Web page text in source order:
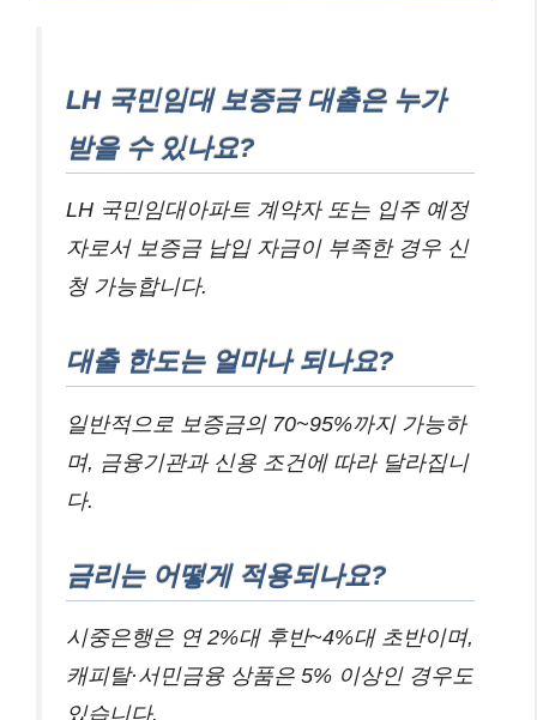
LH 국민임대 보증금 대출은 누가
받을 수 있나요?
LH 국민임대아파트 계약자 또는 입주 예정
자로서 보증금 납입 자금이 부족한 경우 신
청 가능합니다.
대출 한도는 얼마나 되나요?
일반적으로 보증금의 70~95%까지 가능하
며, 금융기관과 신용 조건에 따라 달라집니
다.
금리는 어떻게 적용되나요?
시중은행은 연 2%대 후반~4%대 초반이며,
캐피탈·서민금융 상품은 5% 이상인 경우도
있습니다.